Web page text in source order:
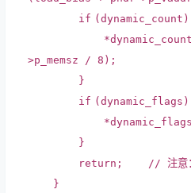
if
>p_memsz / 8);
}
if
}
return ;
// 注意
}